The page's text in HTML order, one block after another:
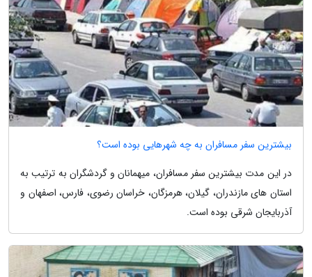
بیشترین سفر مسافران به چه شهرهایی بوده است؟
در این مدت بیشترین سفر مسافران، میهمانان و گردشگران به ترتیب به
استان های مازندران، گیلان، هرمزگان، خراسان رضوی، فارس، اصفهان و
آذربایجان شرقی بوده است.